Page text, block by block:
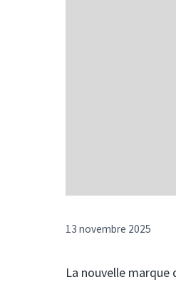
13 novembre 2025
La nouvelle